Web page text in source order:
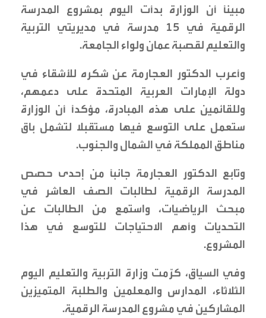
مبينًا أن الوزارة بدأت اليوم بمشروع المدرسة
الرقمية في 15 مدرسة في مديريتي التربية
والتعليم لقصبة عمان ولواء الجامعة.
وأعرب الدكتور العجارمة عن شكره للأشقاء في
دولة الإمارات العربية المتحدة على دعمهم،
وللقائمين على هذه المبادرة، مؤكدًا أن الوزارة
ستعمل على التوسع فيها مستقبلا لتشمل باق
مناطق المملكة في الشمال والجنوب.
وتابع الدكتور العجارمة جانبًا من إحدى حصص
المدرسة الرقمية لطالبات الصف العاشر في
مبحث الرياضيات، واستمع من الطالبات عن
التحديات وأهم الاحتياجات للتوسع في هذا
المشروع.
وفي السياق، كرّمت وزارة التربية والتعليم اليوم
الثلاثاء، المدارس والمعلمين والطلبة المتميزين
المشاركين في مشروع المدرسة الرقمية.